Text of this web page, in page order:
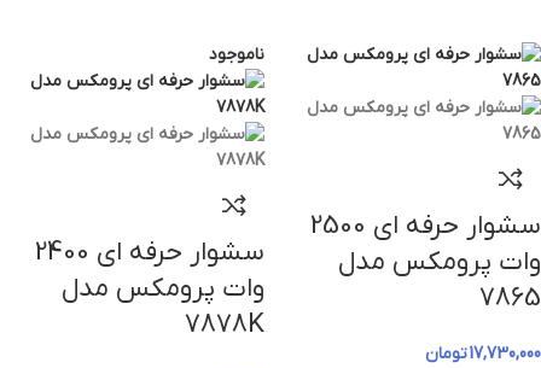
سشوار حرفه‌ ای 2500
وات پرومکس مدل
7865
17,730,000تومان
ناموجود
سشوار حرفه‌ ای 2400
وات پرومکس مدل
7878K